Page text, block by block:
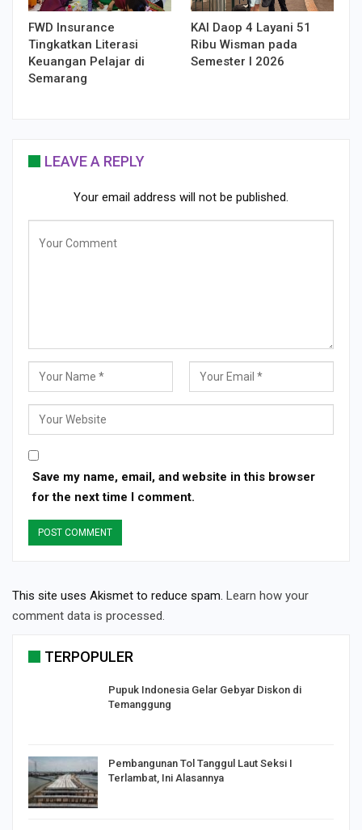
FWD Insurance
Tingkatkan Literasi
Keuangan Pelajar di
Semarang
KAI Daop 4 Layani 51
Ribu Wisman pada
Semester I 2026
LEAVE A REPLY
Your email address will not be published.
Save my name, email, and website in this browser
for the next time I comment.
This site uses Akismet to reduce spam. Learn how your
comment data is processed.
TERPOPULER
Pupuk Indonesia Gelar Gebyar Diskon di
Temanggung
Pembangunan Tol Tanggul Laut Seksi I
Terlambat, Ini Alasannya